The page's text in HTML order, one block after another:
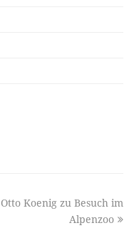
next
Otto Koenig zu Besuch im
Alpenzoo